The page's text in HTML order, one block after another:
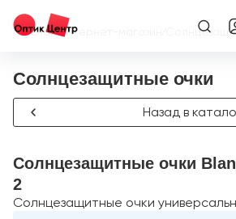
Главная/Интернет-магазин
Солнцезащитные очки
Назад в
Солнцезащитные очки
2
Солнцезащитные очки